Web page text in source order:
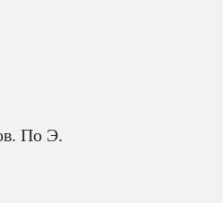
По Э.